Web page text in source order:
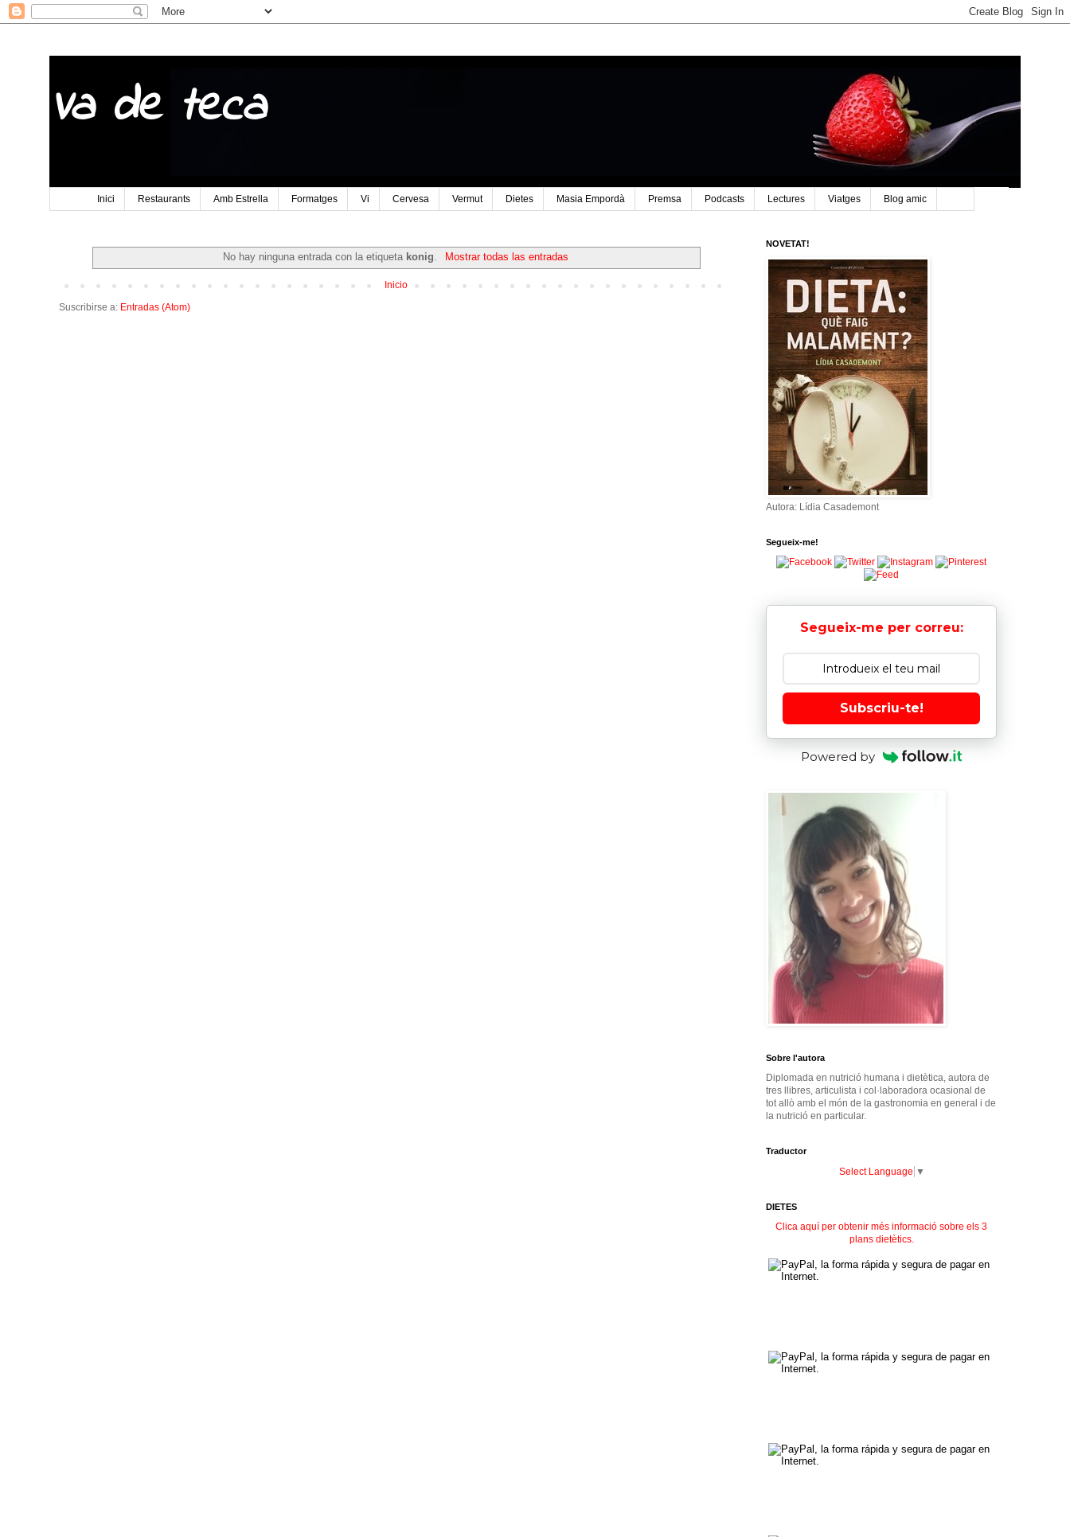
Va de teca
Inici Restaurants Amb Estrella Formatges Vi Cervesa Vermut Dietes Masia Empordà Premsa Podcasts Lectures Viatges Blog amic
No hay ninguna entrada con la etiqueta konig. Mostrar todas las entradas
Inicio
Suscribirse a: Entradas (Atom)
NOVETAT!
Autora: Lídia Casademont
Segueix-me!
Segueix-me per correu:
Subscriu-te!
Powered by
Sobre l'autora
Diplomada en nutrició humana i dietètica, autora de
tres llibres, articulista i col·laboradora ocasional de
tot allò amb el món de la gastronomia en general i de
la nutrició en particular.
Traductor
Select Language ▼
DIETES
Clica aquí per obtenir més informació sobre els 3
plans dietètics.